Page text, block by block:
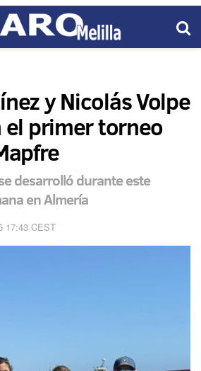
y Nicolás Volpe
primer torneo
desarrolló durante este
en Almería
17:43 CEST